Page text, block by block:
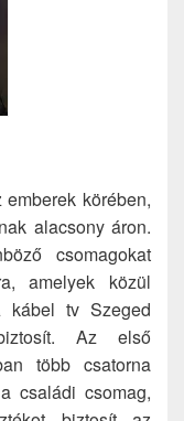
körében,
alacsony áron.
csomagokat
amelyek közül
kábel tv Szeged
Az első
több csatorna
családi csomag,